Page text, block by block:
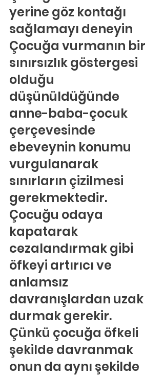
yerine göz kontağı
sağlamayı deneyin
Çocuğa vurmanın bir
sınırsızlık göstergesi
olduğu
düşünüldüğünde
anne-baba-çocuk
çerçevesinde
ebeveynin konumu
vurgulanarak
sınırların çizilmesi
gerekmektedir.
Çocuğu odaya
kapatarak
cezalandırmak gibi
öfkeyi artırıcı ve
anlamsız
davranışlardan uzak
durmak gerekir.
Çünkü çocuğa öfkeli
şekilde davranmak
onun da aynı şekilde